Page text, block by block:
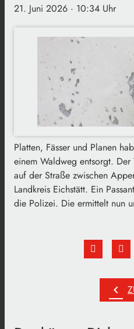
21. Juni 2026 · 10:34 Uhr
Platten, Fässer und Planen
einem Waldweg entsorgt.
auf der Straße zwischen
Landkreis Eichstätt. Ein
die Polizei. Die ermittelt nun
chevron_left